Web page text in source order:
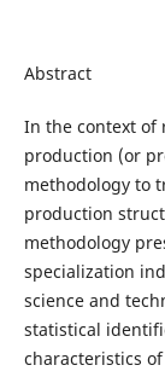
Abstract
In the context of
production (or
methodology to
production
methodology
specialization
science and
statistical
characteristics